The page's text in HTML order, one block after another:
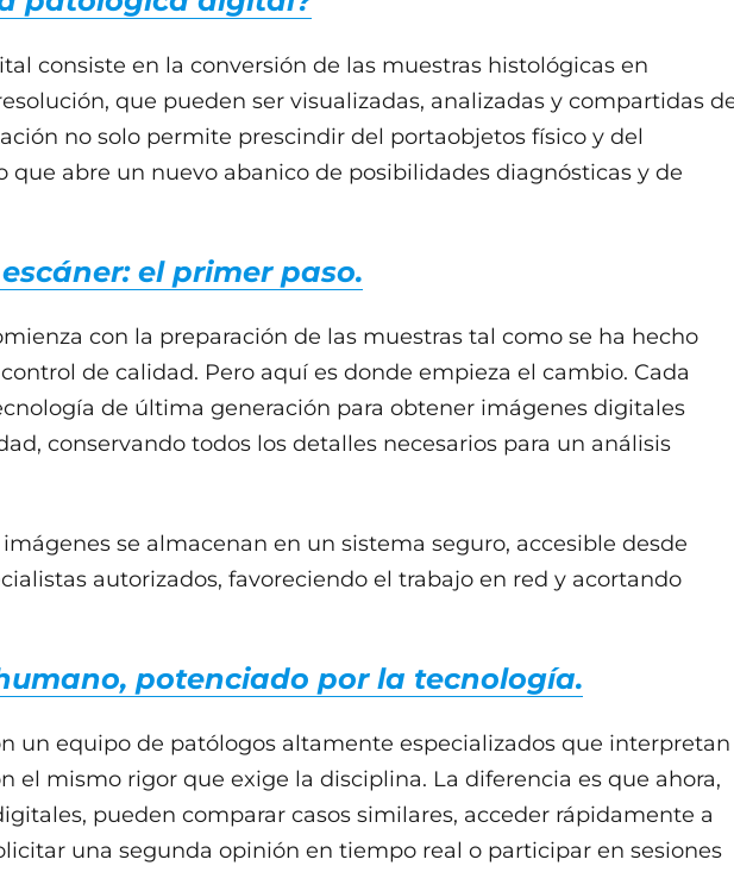
consiste en la conversión de las muestras histológicas en
que pueden ser visualizadas, analizadas y compartidas
no solo permite prescindir del portaobjetos físico y del
que abre un nuevo abanico de posibilidades diagnósticas y de
el primer paso.
con la preparación de las muestras tal como se ha hecho
de calidad. Pero aquí es donde empieza el cambio. Cada
de última generación para obtener imágenes digitales
conservando todos los detalles necesarios para un análisis
se almacenan en un sistema seguro, accesible desde
autorizados, favoreciendo el trabajo en red y acortando
potenciado por la tecnología.
un equipo de patólogos altamente especializados que interpretan
el mismo rigor que exige la disciplina. La diferencia es que ahora,
pueden comparar casos similares, acceder rápidamente a
una segunda opinión en tiempo real o participar en sesiones